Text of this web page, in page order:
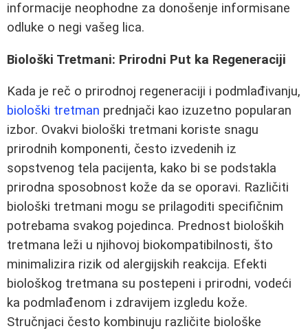
informacije neophodne za donošenje informisane
odluke o negi vašeg lica.
Biološki Tretmani: Prirodni Put ka Regeneraciji
Kada je reč o prirodnoj regeneraciji i podmlađivanju,
biološki tretman prednjači kao izuzetno popularan
izbor. Ovakvi biološki tretmani koriste snagu
prirodnih komponenti, često izvedenih iz
sopstvenog tela pacijenta, kako bi se podstakla
prirodna sposobnost kože da se oporavi. Različiti
biološki tretmani mogu se prilagoditi specifičnim
potrebama svakog pojedinca. Prednost bioloških
tretmana leži u njihovoj biokompatibilnosti, što
minimalizira rizik od alergijskih reakcija. Efekti
biološkog tretmana su postepeni i prirodni, vodeći
ka podmlađenom i zdravijem izgledu kože.
Stručnjaci često kombinuju različite biološke